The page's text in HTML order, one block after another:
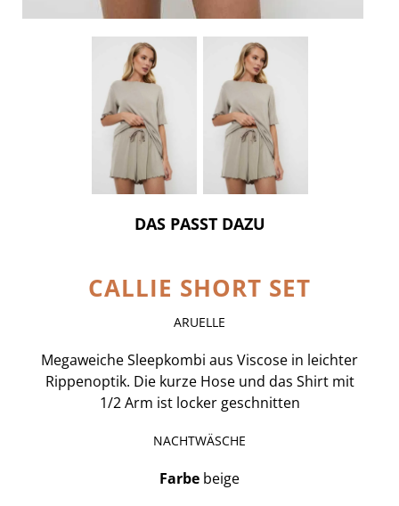
DAS PASST DAZU
CALLIE SHORT SET
ARUELLE
Megaweiche Sleepkombi aus Viscose in leichter
Rippenoptik. Die kurze Hose und das Shirt mit
1/2 Arm ist locker geschnitten
NACHTWÄSCHE
Farbe beige